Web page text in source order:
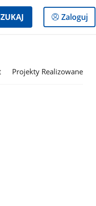
Logowanie
do
Zaloguj
Projekty Realizowane